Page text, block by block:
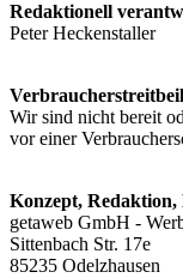
Redaktionell
Peter Heckenstaller
Wir sind nicht bereit
vor einer
Konzept,
getaweb GmbH -
Sittenbach Str. 17e
85235 Odelzhausen